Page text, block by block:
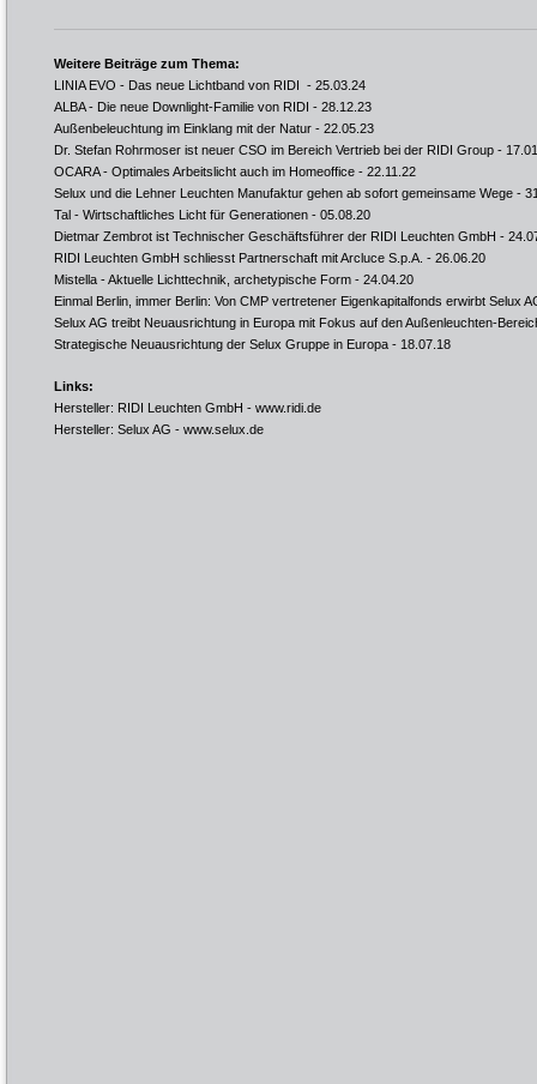
Weitere Beiträge zum Thema:
LINIA EVO - Das neue Lichtband von RIDI - 25.03.24
ALBA - Die neue Downlight-Familie von RIDI - 28.12.23
Außenbeleuchtung im Einklang mit der Natur - 22.05.23
Dr. Stefan Rohrmoser ist neuer CSO im Bereich Vertrieb bei der RIDI Group -
OCARA - Optimales Arbeitslicht auch im Homeoffice - 22.11.22
Selux und die Lehner Leuchten Manufaktur gehen ab sofort gemeinsame Wege -
Tal - Wirtschaftliches Licht für Generationen - 05.08.20
Dietmar Zembrot ist Technischer Geschäftsführer der RIDI Leuchten GmbH -
RIDI Leuchten GmbH schliesst Partnerschaft mit Arcluce S.p.A. - 26.06.20
Mistella - Aktuelle Lichttechnik, archetypische Form - 24.04.20
Einmal Berlin, immer Berlin: Von CMP vertretener Eigenkapitalfonds erwirbt Selux
Selux AG treibt Neuausrichtung in Europa mit Fokus auf den Außenleuchten-
Strategische Neuausrichtung der Selux Gruppe in Europa - 18.07.18
Links:
Hersteller: RIDI Leuchten GmbH - www.ridi.de
Hersteller: Selux AG - www.selux.de